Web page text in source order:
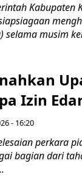
selama musim
Izin
- 16:20
perkara
bagian dari